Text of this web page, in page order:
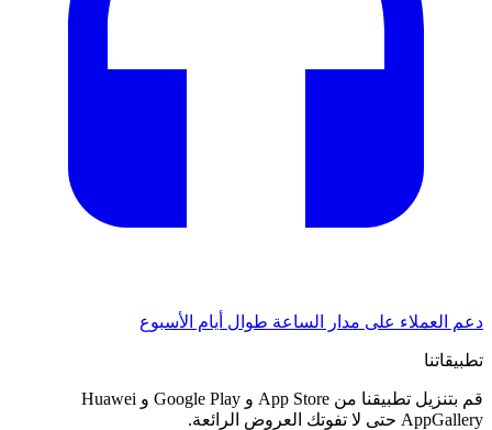
دعم العملاء على مدار الساعة طوال أيام الأسبوع
تطبيقاتنا
قم بتنزيل تطبيقنا من App Store و Google Play و Huawei
AppGallery حتى لا تفوتك العروض الرائعة.